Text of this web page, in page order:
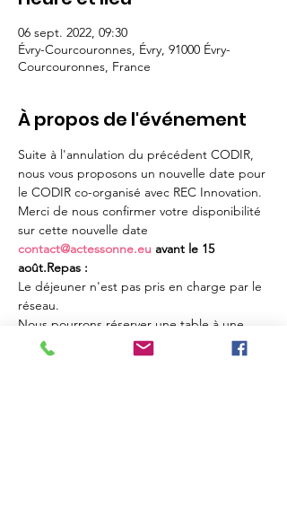
06 sept. 2022, 09:30
Évry-Courcouronnes, Évry, 91000 Évry-
Courcouronnes, France
À propos de l'événement
Suite à l'annulation du précédent CODIR,
nous vous proposons un nouvelle date pour
le CODIR co-organisé avec REC Innovation.
Merci de nous confirmer votre disponibilité
sur cette nouvelle date
contact@actessonne.eu avant le 15
août.Repas :
Le déjeuner n'est pas pris en charge par le
réseau.
Nous pourrons réserver une table à une
brasserie à proximité si vous le souhaitez.